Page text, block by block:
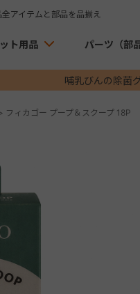
アイテムと部品を品揃え
ト用品 パーツ（部品
哺乳びんの除菌
フィカゴー プープ＆スクープ 18P